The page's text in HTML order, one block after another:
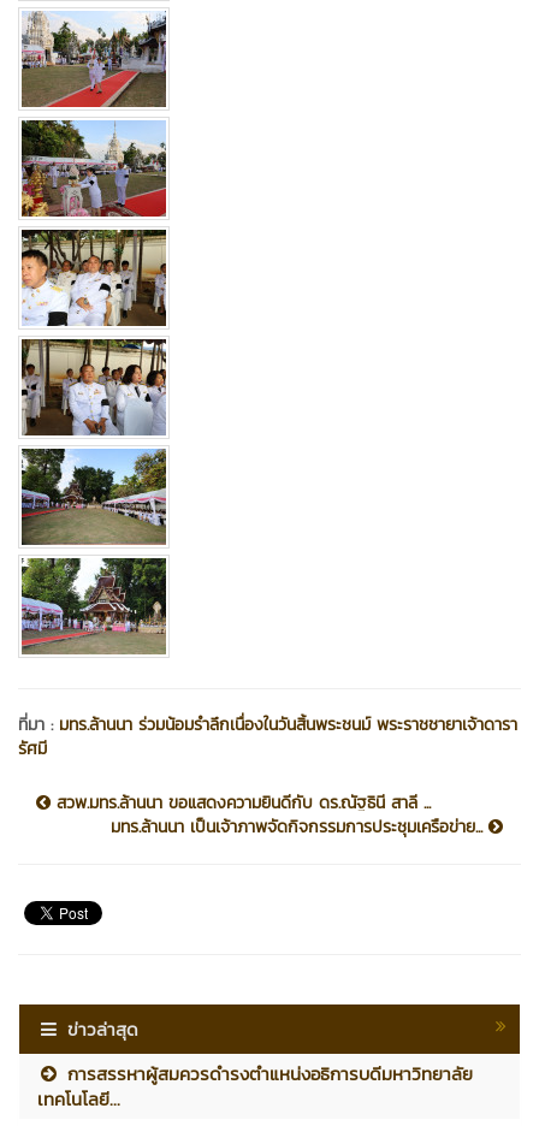
ที่มา : มทร.ล้านนา ร่วมน้อมรำลึกเนื่องในวันสิ้นพระชนม์ พระราชชายาเจ้าดารา
รัศมี
สวพ.มทร.ล้านนา ขอแสดงความยินดีกับ ดร.ณัฐธินี สาลี ...
มทร.ล้านนา เป็นเจ้าภาพจัดกิจกรรมการประชุมเครือข่าย...
ข่าวล่าสุด
การสรรหาผู้สมควรดำรงตำแหน่งอธิการบดีมหาวิทยาลัย
เทคโนโลยี...